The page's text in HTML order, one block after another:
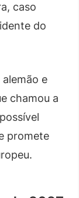
caso
do
e
chamou a
promete